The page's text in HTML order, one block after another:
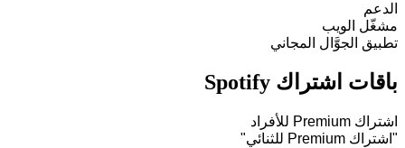
الدعم
مشغّل الويب
تطبيق الجوَّال المجاني
باقات اشتراك Spotify
اشتراك Premium للأفراد
"اشتراك Premium للثنائي"